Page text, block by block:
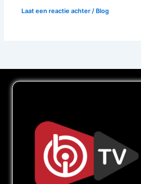
Laat een reactie achter / Blog